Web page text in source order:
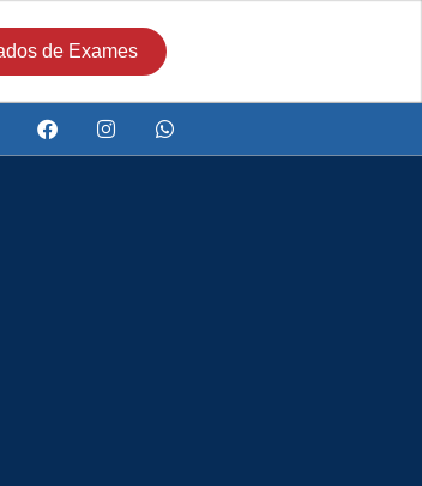
de Exames